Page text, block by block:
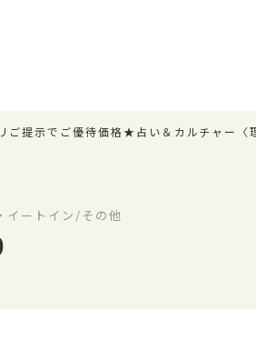
ご提示でご優待価格★占い＆カルチャー〈
イートイン/その他